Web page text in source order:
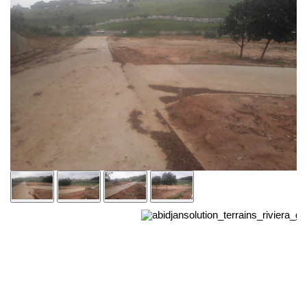
2 Pltx Vallon :
Appartement 4 pièces, 120 millions, Acte Notarié + Acte de Propriété Foncière
2 Pltx Vallon :
Appt 4 pièces, 120 millions